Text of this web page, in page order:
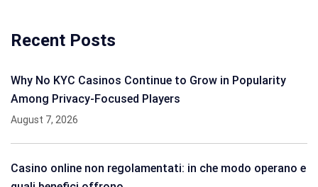
Recent Posts
Why No KYC Casinos Continue to Grow in Popularity
Among Privacy-Focused Players
August 7, 2026
Casino online non regolamentati: in che modo operano e